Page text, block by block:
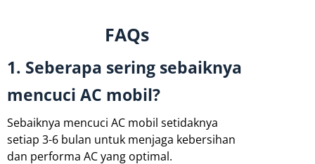
FAQs
1. Seberapa sering sebaiknya
mencuci AC mobil?
Sebaiknya mencuci AC mobil setidaknya
setiap 3-6 bulan untuk menjaga kebersihan
dan performa AC yang optimal.